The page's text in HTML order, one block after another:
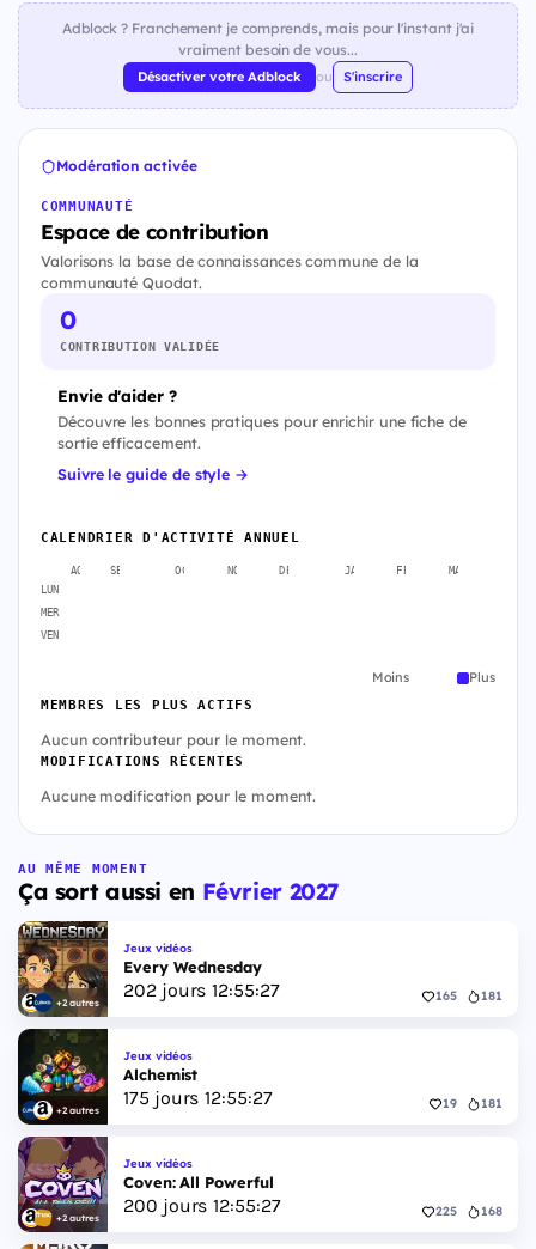
Adblock ? Franchement je comprends, mais pour l'instant j'ai
vraiment besoin de vous...
Désactiver votre Adblock ou S'inscrire
Modération activée
COMMUNAUTÉ
Espace de contribution
Valorisons la base de connaissances commune de la
communauté Quodat.
0
CONTRIBUTION VALIDÉE
Envie d'aider ?
Découvre les bonnes pratiques pour enrichir une fiche de
sortie efficacement.
Suivre le guide de style →
CALENDRIER D'ACTIVITÉ ANNUEL
AOÛT SEPT. OCT. NOV. DÉC. JANV. FÉVR. MARS
LUN
MER
VEN
Moins Plus
MEMBRES LES PLUS ACTIFS
Aucun contributeur pour le moment.
MODIFICATIONS RÉCENTES
Aucune modification pour le moment.
AU MÊME MOMENT
Ça sort aussi en Février 2027
+2 autres
Jeux vidéos
Every Wednesday
202jours 12:55:27 165 181
+2 autres
Jeux vidéos
Alchemist
175 jours 12:55:27 19 181
+2 autres
Jeux vidéos
Coven: All Powerful
200 jours 12:55:27 225 168